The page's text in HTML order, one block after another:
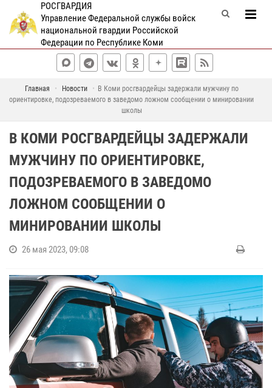
РОСГВАРДИЯ
Управление Федеральной службы войск
национальной гвардии Российской
Федерации по Республике Коми
Главная Новости
В Коми росгвардейцы задержали мужчину по
ориентировке, подозреваемого в заведомо ложном сообщении о минировании
школы
В КОМИ РОСГВАРДЕЙЦЫ ЗАДЕРЖАЛИ
МУЖЧИНУ ПО ОРИЕНТИРОВКЕ,
ПОДОЗРЕВАЕМОГО В ЗАВЕДОМО
ЛОЖНОМ СООБЩЕНИИ О
МИНИРОВАНИИ ШКОЛЫ
26 мая 2023, 09:08